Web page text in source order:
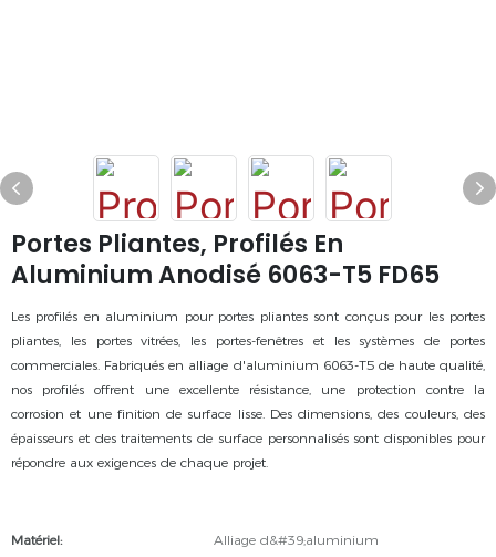
Portes Pliantes, Profilés En
Aluminium Anodisé 6063-T5 FD65
Les profilés en aluminium pour portes pliantes sont conçus pour les portes
pliantes, les portes vitrées, les portes-fenêtres et les systèmes de portes
commerciales. Fabriqués en alliage d'aluminium 6063-T5 de haute qualité,
nos profilés offrent une excellente résistance, une protection contre la
corrosion et une finition de surface lisse. Des dimensions, des couleurs, des
épaisseurs et des traitements de surface personnalisés sont disponibles pour
répondre aux exigences de chaque projet.
Matériel: Alliage d&#39;aluminium